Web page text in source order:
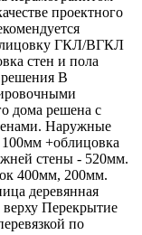
проектного
ГКЛ/ВГКЛ
стен и пола
решения В
дома решена с
Наружные
+облицовка
стены - 520мм.
400мм, 200мм.
деревянная
Перекрытие
по